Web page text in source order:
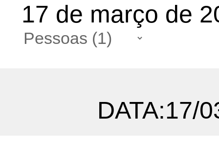
17 de março de
DATA:17/